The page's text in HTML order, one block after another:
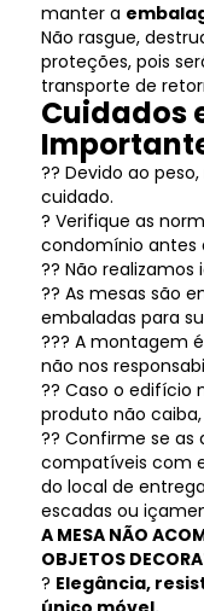
manter a
Não rasgue,
proteções, pois
transporte de
Cuidados
?? Devido ao
cuidado.
? Verifique as
condomínio antes
?? Não
?? As mesas são
embaladas para
??? A montagem
não nos
?? Caso o edifício
produto não
?? Confirme se as
compatíveis com
do local de
escadas ou
A MESA NÃO
OBJETOS
? Elegância,